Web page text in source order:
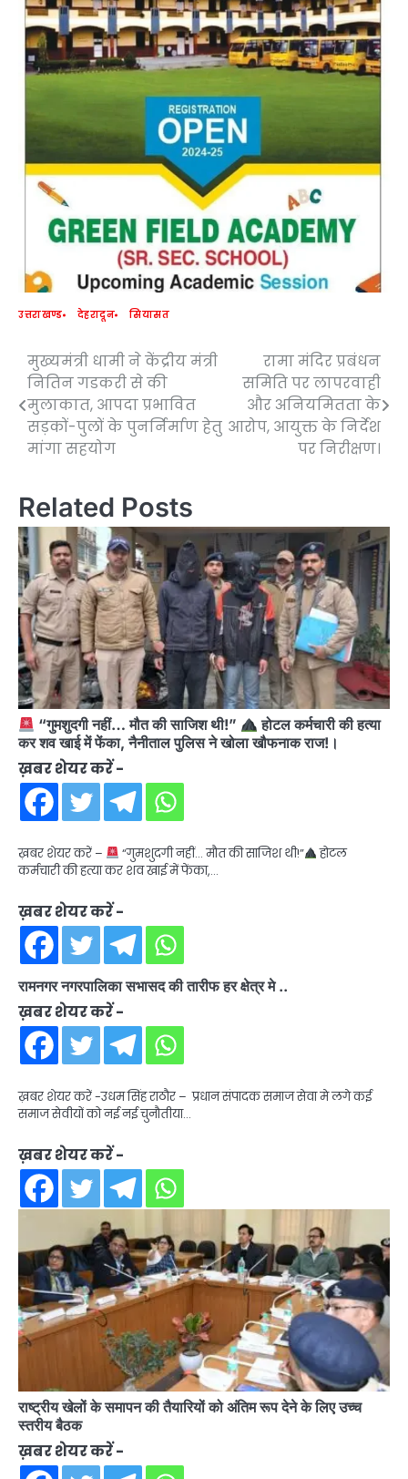
उत्तराखण्ड देहरादून सियासत
Post
navigation
मुख्यमंत्री धामी ने केंद्रीय मंत्री
नितिन गडकरी से की
मुलाकात, आपदा प्रभावित
सड़कों-पुलों के पुनर्निर्माण हेतु
मांगा सहयोग
रामा मंदिर प्रबंधन
समिति पर लापरवाही
और अनियमितता के
आरोप, आयुक्त के निर्देश
पर निरीक्षण।
Related Posts
“गुमशुदगी नहीं… मौत की साजिश थी!”
होटल कर्मचारी की हत्या
कर शव खाई में फेंका, नैनीताल पुलिस ने खोला खौफनाक राज!।
ख़बर शेयर करें -
ख़बर शेयर करें – “गुमशुदगी नहीं… मौत की साजिश थी!”
होटल
कर्मचारी की हत्या कर शव खाई में फेंका,…
ख़बर शेयर करें -
रामनगर नगरपालिका सभासद की तारीफ हर क्षेत्र मे ..
ख़बर शेयर करें -
ख़बर शेयर करें -उधम सिंह राठौर – प्रधान संपादक समाज सेवा मे लगे कई
समाज सेवीयों को नई नई चुनौतीया…
ख़बर शेयर करें -
राष्ट्रीय खेलों के समापन की तैयारियों को अंतिम रूप देने के लिए उच्च
स्तरीय बैठक
ख़बर शेयर करें -